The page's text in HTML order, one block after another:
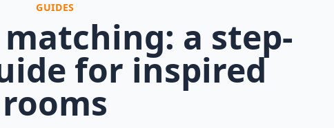
GUIDES
a step-
for inspired
rooms